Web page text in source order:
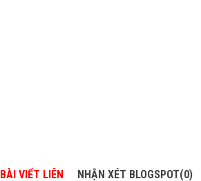
BÀI VIẾT LIÊN
NHẬN XÉT BLOGSPOT(0)